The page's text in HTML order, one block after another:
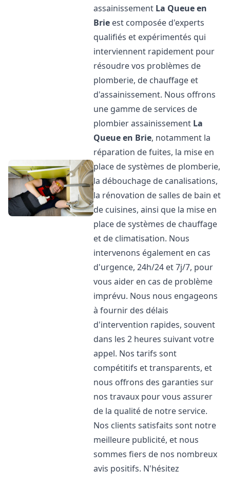
assainissement La Queue en
Brie est composée d'experts
qualifiés et expérimentés qui
interviennent rapidement pour
résoudre vos problèmes de
plomberie, de chauffage et
d'assainissement. Nous offrons
une gamme de services de
plombier assainissement La
Queue en Brie, notamment la
réparation de fuites, la mise en
place de systèmes de plomberie,
la débouchage de canalisations,
la rénovation de salles de bain et
de cuisines, ainsi que la mise en
place de systèmes de chauffage
et de climatisation. Nous
intervenons également en cas
d'urgence, 24h/24 et 7j/7, pour
vous aider en cas de problème
imprévu. Nous nous engageons
à fournir des délais
d'intervention rapides, souvent
dans les 2 heures suivant votre
appel. Nos tarifs sont
compétitifs et transparents, et
nous offrons des garanties sur
nos travaux pour vous assurer
de la qualité de notre service.
Nos clients satisfaits sont notre
meilleure publicité, et nous
sommes fiers de nos nombreux
avis positifs. N'hésitez